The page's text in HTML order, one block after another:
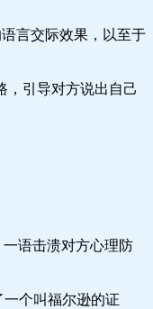
言交际效果，以至于
，引导对方说出自己
语击溃对方心理防
个叫福尔逊的证